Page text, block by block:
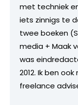
met techniek
iets zinnigs te
twee boeken
media + Maak
was
2012. Ik ben
freelance